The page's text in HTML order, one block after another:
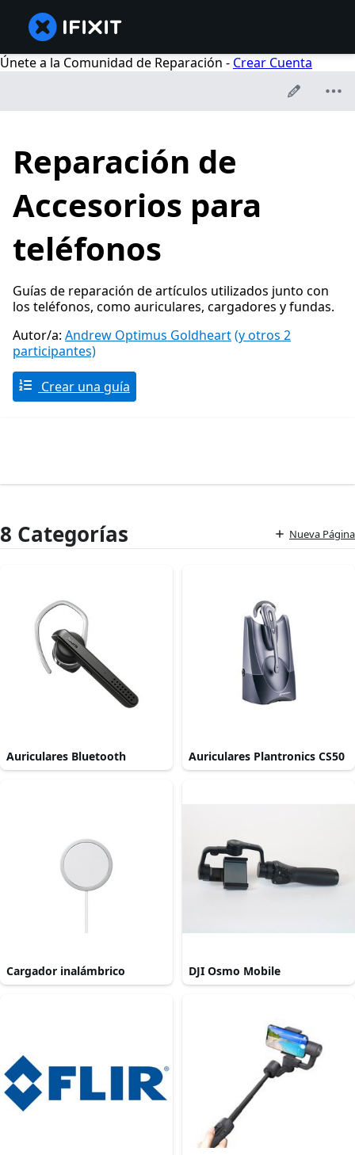
Únete a la Comunidad de Reparación - Crear Cuenta
Reparación de
Accesorios para
teléfonos
Guías de reparación de artículos utilizados junto con
los teléfonos, como auriculares, cargadores y fundas.
Autor/a: Andrew Optimus Goldheart(y otros 2
participantes)
Crear una guía
8 Categorías Nueva Página
Auriculares Bluetooth Auriculares Plantronics CS50
Cargador inalámbrico DJI Osmo Mobile